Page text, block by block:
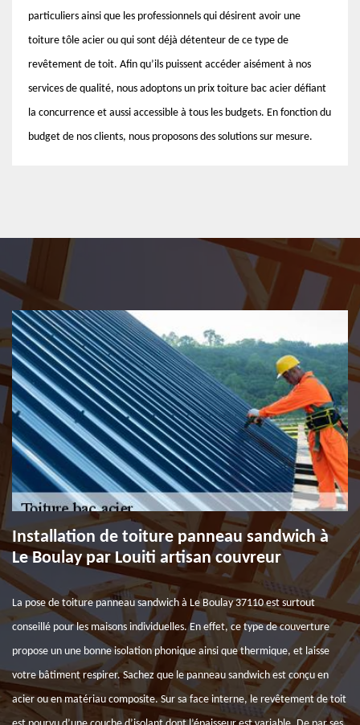
particuliers ainsi que les professionnels qui désirent avoir une
toiture tôle acier ou qui sont déjà détenteur de ce type de
revêtement de toit. Afin qu’ils puissent accéder aisément à nos
services de qualité, nous adoptons un prix toiture bac acier défiant
la concurrence et aussi accessible à tous les budgets. En fonction du
budget de nos clients, nous proposons des solutions sur mesure.
Installation de toiture panneau sandwich à
Le Boulay par Louiti artisan couvreur
La pose de toiture panneau sandwich à Le Boulay 37110 est surtout
conseillé pour les maisons individuelles. En effet, ce type de couverture
propose un une bonne isolation phonique ainsi que thermique, et laisse
votre bâtiment respirer. Sachez que le panneau sandwich est conçu en
acier ou en matériau composite. Sur sa face interne, le revêtement de toit